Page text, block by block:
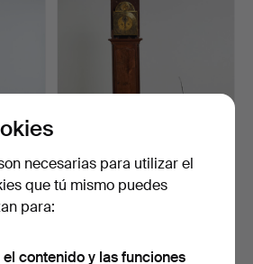
GOLVUR, Georg Erich
necesarias para utilizar el
que tú mismo puedes
para:
contenido y las funciones